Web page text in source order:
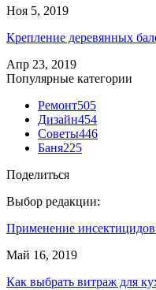
Ноя 5, 2019
Крепление деревянных
Апр 23, 2019
Популярные категории
Ремонт505
Дизайн454
Советы446
Баня225
Поделиться
Выбор редакции:
Применение инсектицидов
Май 16, 2019
Как выбрать витраж для